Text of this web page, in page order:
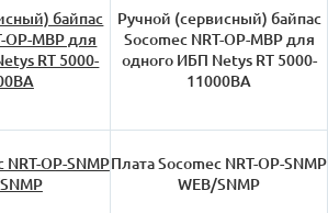
байпас
OP-MBP для
RT 5000-
Ручной (сервисный) байпас
Socomec NRT-OP-MBP для
одного ИБП Netys RT 5000-
11000ВА
OP-SNMPПлата Socomec NRT-OP-SNMP
WEB/SNMP